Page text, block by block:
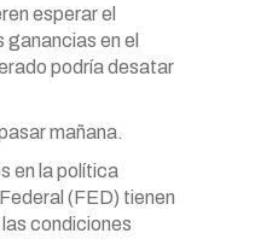
esperar el
ganancias en el
podría desatar
mañana.
en la política
(FED) tienen
condiciones